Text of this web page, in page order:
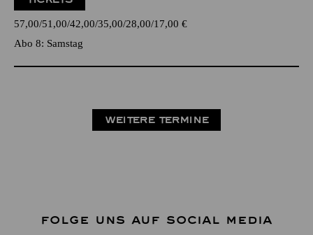
57,00 51,00 42,00 35,00 28,00 17,00 €
Abo 8: Samstag
WEITERE TERMINE
FOLGE UNS AUF SOCIAL MEDIA